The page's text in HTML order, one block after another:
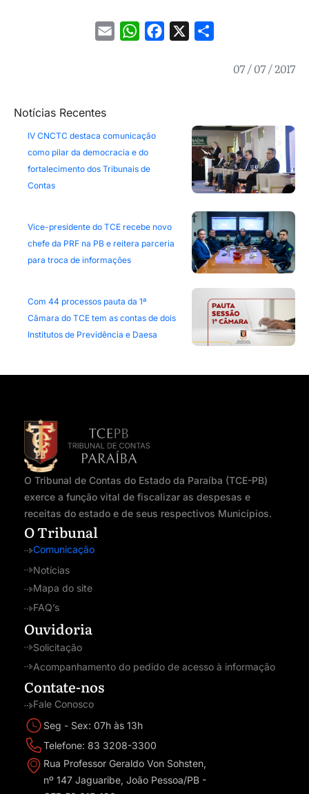
Email WhatsAppFacebook
07 / 07 / 2017
Notícias Recentes
IV CNCTC destaca comunicação
como pilar da democracia e do
fortalecimento dos Tribunais de
Contas
Vice-presidente do TCE recebe novo
chefe da PRF na PB e reitera parceria
para troca de informações
Com 44 processos pauta da 1ª
Câmara do TCE tem as contas de dois
Institutos de Previdência e Daesa
O Tribunal de Contas do Estado da Paraíba (TCE-PB)
exerce a função vital de fiscalizar as despesas e
receitas do estado e de seus respectivos Municípios.
O Tribunal
Comunicação
Notícias
Mapa do site
FAQ’s
Ouvidoria
Solicitação
Acompanhamento do pedido de acesso à informação
Contate-nos
Fale Conosco
Seg - Sex: 07h às 13h
Telefone: 83 3208-3300
Rua Professor Geraldo Von Sohsten,
nº 147 Jaguaribe, João Pessoa/PB -